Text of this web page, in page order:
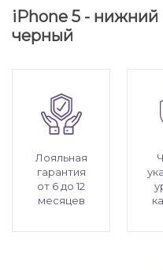
iPhone 5 -
черный
Лояльная
гарантия
от 6 до 12
месяцев